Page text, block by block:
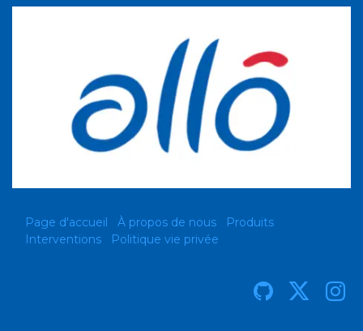
Page d'accueil À propos de nous
Produits
Interventions
Politique vie privée